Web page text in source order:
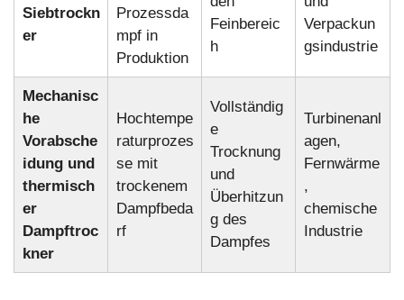
Siebtrockn
er
Prozessda
mpf in
Produktion
Feinbereic
h
Verpackun
gsindustrie
Mechanisc
he
Vorabsche
idung und
thermisch
er
Dampftroc
kner
Hochtempe
raturprozes
se mit
trockenem
Dampfbeda
rf
Vollständig
e
Trocknung
und
Überhitzun
g des
Dampfes
Turbinenanl
agen,
Fernwärme
,
chemische
Industrie